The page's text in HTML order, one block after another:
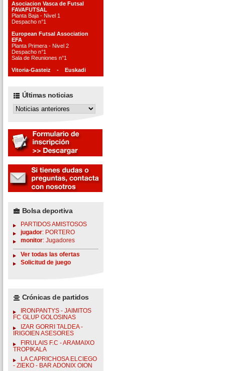
Asociacion Vasca de Futsal
FAVAFUTSAL
Planta Baja - Nivel 1
Despacho n°1
European Futsal Association
EFA
Planta Primera - Nivel 2
Despacho n°1
Sala de Reuniones n°1
Vitoria-Gasteiz - Euskadi
Últimas noticias
Bolsa deportiva
PARTIDOS AMISTOSOS
jugador: PORTERO
monitor: Jugadores
Ver todas las ofertas
Solicitud de juego
Crónicas de partidos
IRONPANTYS - JAIMITOS
FC GLUP GOLOSINAS
IZAR GORRI TALDEA -
IRIGOIEN ASESORES
FIRULAIS F.C - ARAMAIXO
TROPIKALA
LA CAPRICHOSA ELCIEGO
- ZIEKO - BAR ADONIX OION